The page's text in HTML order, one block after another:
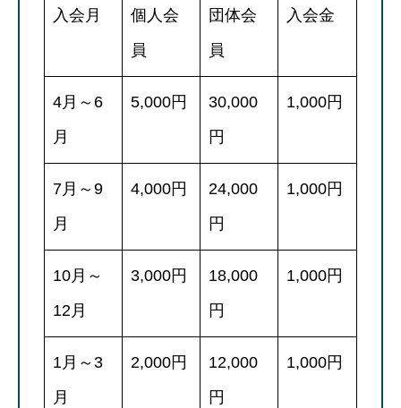
入会月
個人会
員
団体会
員
入会金
4月～6
月
5,000円
30,000
円
1,000円
7月～9
月
4,000円
24,000
円
1,000円
10月～
12月
3,000円
18,000
円
1,000円
1月～3
月
2,000円
12,000
円
1,000円